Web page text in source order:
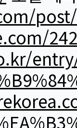
entry/